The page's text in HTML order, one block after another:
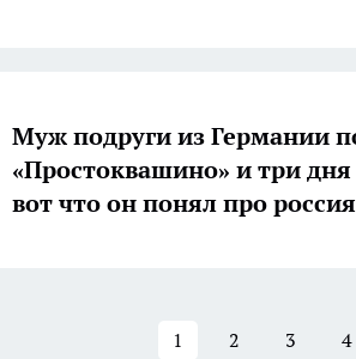
Муж подруги из Германии
«Простоквашино» и три
вот что он понял про
1 2 3 4